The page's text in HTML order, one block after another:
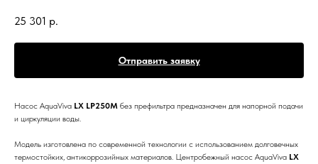
25 301 р.
Отправить заявку
Насос AquaViva LX LP250M без префильтра предназначен для напорной подачи
и циркуляции воды.
Модель изготовлена по современной технологии с использованием долговечных
термостойких, антикоррозийных материалов. Центробежный насос AquaViva LX